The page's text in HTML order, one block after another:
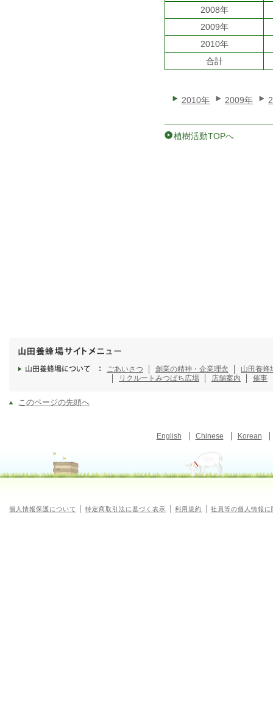
2008年
2009年
2010年
合計
2010年 2009年
植樹活動TOPへ
ごあいさつ 創業の精神・企業理念
山田養蜂
リクルート みつばち広場 店舗案内 催事
このページの先頭へ
English Chinese Korean
個人情報保護について 特定商取引法に基づく表示 利用規約 社員等の個人情報